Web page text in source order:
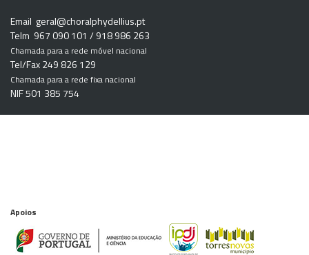
Email geral@choralphydellius.pt
Telm 967 090 101 / 918 986 263
Chamada para a rede móvel nacional
Tel/Fax 249 826 129
Chamada para a rede fixa nacional
NIF 501 385 754
Apoios